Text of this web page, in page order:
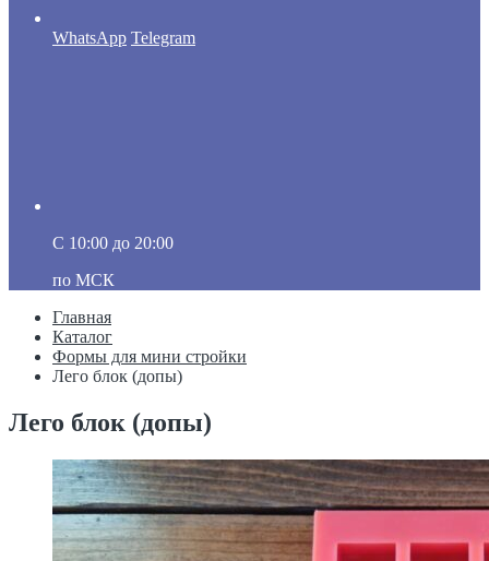
WhatsApp Telegram
C 10:00 до 20:00
по МСК
Главная
Каталог
Формы для мини стройки
Лего блок (допы)
Лего блок (допы)